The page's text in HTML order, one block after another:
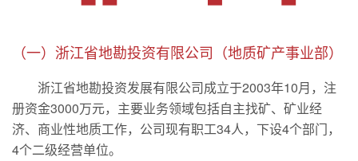
（一）浙江省地勘投资有限公司（地质矿产事业部）
浙江省地勘投资发展有限公司成立于2003年10月，注
册资金3000万元，主要业务领域包括自主找矿、矿业经
济、商业性地质工作，公司现有职工34人，下设4个部门，
4个二级经营单位。